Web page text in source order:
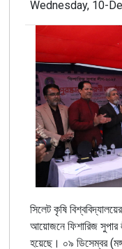
Wednesday, 10-
সিলেট কৃষি
আয়োজনে ফিশারিজ সুপার
হয়েছে। ০৯ ডিসেম্বর